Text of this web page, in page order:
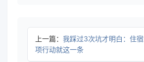
上一篇： 我踩过3次坑才明白：住
项行动就这一条